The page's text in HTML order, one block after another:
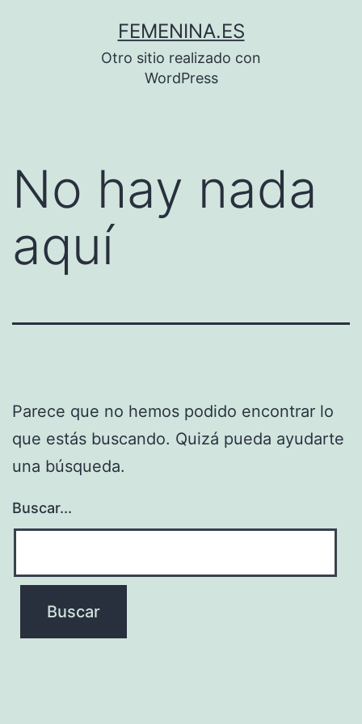
FEMENINA.ES
Otro sitio realizado con
WordPress
No hay nada
aquí
Parece que no hemos podido encontrar lo
que estás buscando. Quizá pueda ayudarte
una búsqueda.
Buscar...